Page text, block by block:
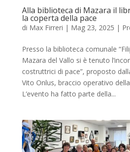
Alla biblioteca di Mazara il
la coperta della pace
di Max Firreri | Mag 23, 2025 |
Presso la biblioteca comunale
Mazara del Vallo si è tenuto
costruttrici di pace”, proposto
Vito Onlus, braccio operativo
L’evento ha fatto parte della...